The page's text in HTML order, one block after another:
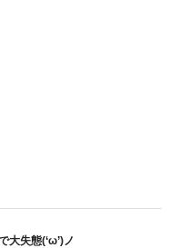
大失態(‘ω’)ノ